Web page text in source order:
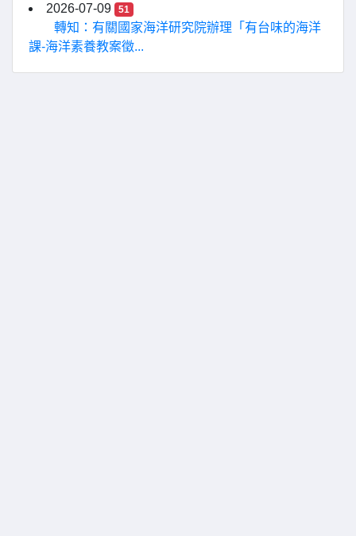
2026-07-09
51
轉知：有關國家海洋研究院辦理「有台味的海洋
課-海洋素養教案徵...